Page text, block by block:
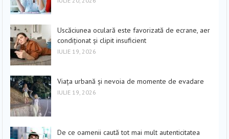
Uscăciunea oculară este favorizată de ecrane, aer
condiționat și clipit insuficient
IULIE 19, 2026
Viața urbană și nevoia de momente de evadare
IULIE 19, 2026
De ce oamenii caută tot mai mult autenticitatea